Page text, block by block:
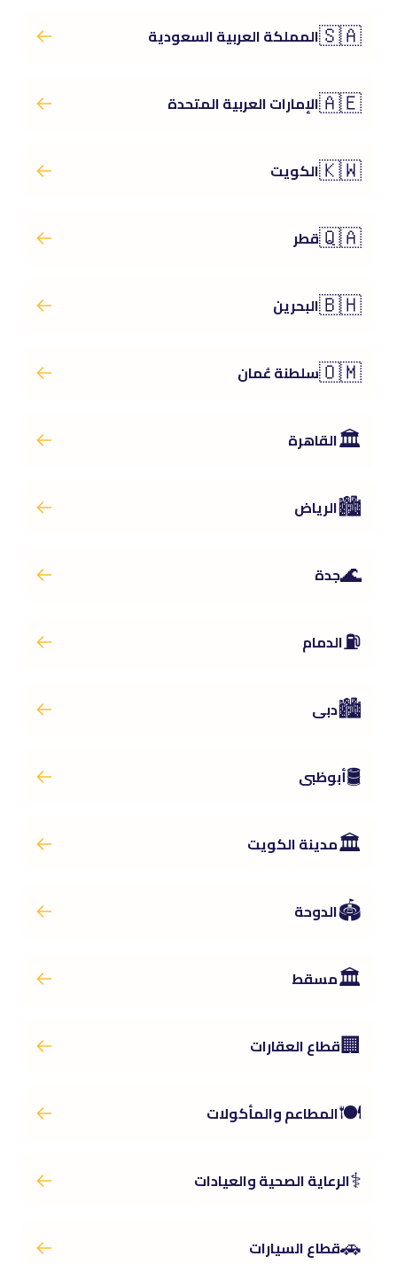
🇸🇦المملكة العربية السعودية
🇦🇪الإمارات العربية المتحدة
🇰🇼الكويت
🇶🇦قطر
🇧🇭البحرين
🇴🇲سلطنة عُمان
🏛️القاهرة
🏙️الرياض
🌊جدة
⛽الدمام
🏙️دبى
🛢️أبوظبى
🏛️مدينة الكويت
🏟️الدوحة
🏛️مسقط
🏢قطاع العقارات
🍽️المطاعم والمأكولات
⚕️الرعاية الصحية والعيادات
🚗قطاع السيارات